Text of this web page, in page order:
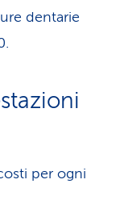
dentarie
per ogni